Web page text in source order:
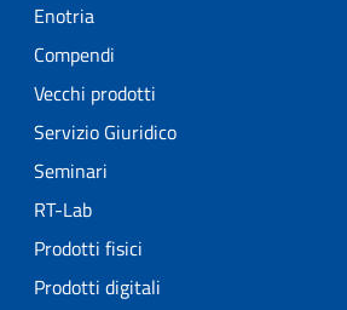
Enotria
Compendi
Vecchi prodotti
Servizio Giuridico
Seminari
RT-Lab
Prodotti fisici
Prodotti digitali